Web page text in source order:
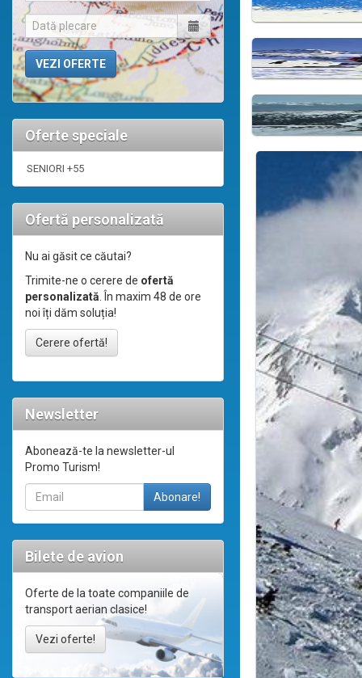
Oferte speciale
SENIORI +55
Ofertă personalizată
Nu ai găsit ce căutai?
Trimite-ne o cerere de ofertă
personalizată. În maxim 48 de ore
noi îți dăm soluția!
Cerere ofertă!
Newsletter
Abonează-te la newsletter-ul
Promo Turism!
Bilete de avion
Oferte de la toate companiile de
transport aerian clasice!
Vezi oferte!